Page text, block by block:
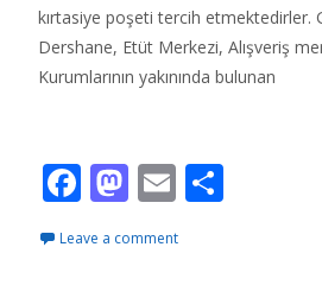
kırtasiye poşeti tercih etmektedirler.
Dershane, Etüt Merkezi, Alışveriş
Kurumlarının yakınında bulunan
F
e
M
to
E
ai
Leave a comment